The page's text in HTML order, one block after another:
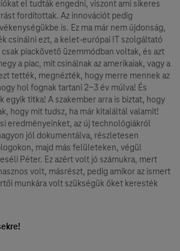
el tudták engedni, viszont ami sikeres
fordítottak. Az innovációt pedig
is. Ez ma már nem újdonság,
csinálni ezt, a kelet-európai IT szolgáltató
piackövető üzemmódban voltak, és azt
a piac, mit csinálnak az amerikaiak, vagy a
tették, megnézték, hogy merre mennek az
hol fognak tartani 2-3 év múlva! És
egyik titka! A szakember arra is biztat, hogy
hogy mit tudsz, ha már kitaláltál valamit!
eredményeinket, az új technológiákról
jól dokumentálva, részletesen
majd más felületeken, végül
Péter. Ez azért volt jó számukra, mert
volt, másrészt, pedig amikor az ismert
munkára volt szükségük őket keresték